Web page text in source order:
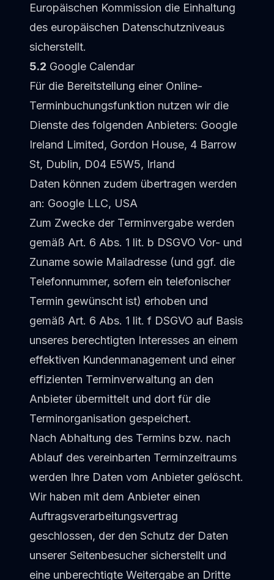
Europäischen Kommission die Einhaltung
des europäischen Datenschutzniveaus
sicherstellt.
5.2 Google Calendar
Für die Bereitstellung einer Online-
Terminbuchungsfunktion nutzen wir die
Dienste des folgenden Anbieters: Google
Ireland Limited, Gordon House, 4 Barrow
St, Dublin, D04 E5W5, Irland
Daten können zudem übertragen werden
an: Google LLC, USA
Zum Zwecke der Terminvergabe werden
gemäß Art. 6 Abs. 1 lit. b DSGVO Vor- und
Zuname sowie Mailadresse (und ggf. die
Telefonnummer, sofern ein telefonischer
Termin gewünscht ist) erhoben und
gemäß Art. 6 Abs. 1 lit. f DSGVO auf Basis
unseres berechtigten Interesses an einem
effektiven Kundenmanagement und einer
effizienten Terminverwaltung an den
Anbieter übermittelt und dort für die
Terminorganisation gespeichert.
Nach Abhaltung des Termins bzw. nach
Ablauf des vereinbarten Terminzeitraums
werden Ihre Daten vom Anbieter gelöscht.
Wir haben mit dem Anbieter einen
Auftragsverarbeitungsvertrag
geschlossen, der den Schutz der Daten
unserer Seitenbesucher sicherstellt und
eine unberechtigte Weitergabe an Dritte